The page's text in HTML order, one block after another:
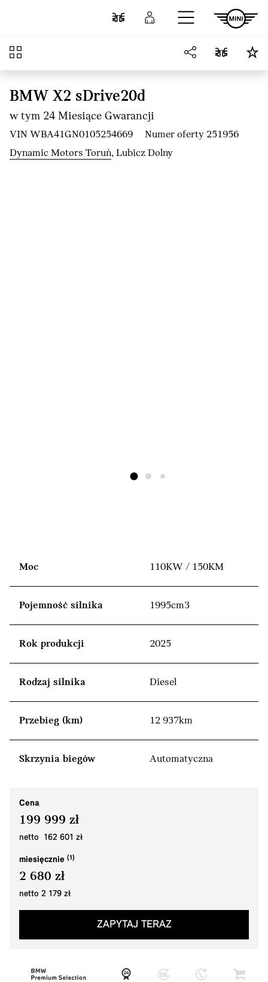
Przejdź do głównej treści
Porównaj Zaloguj się
Przegląd
BMW X2 sDrive20d
w tym 24 Miesiące Gwarancji
VIN WBA41GN0105254669
Numer oferty 251956
Dynamic Motors Toruń, Lubicz Dolny
Moc 110KW / 150KM
Pojemność silnika 1995cm3
Rok produkcji 2025
Rodzaj silnika Diesel
Przebieg (km) 12 937km
Skrzynia biegów Automatyczna
Cena
199 999 zł
netto 162 601 zł
miesięcznie
2 680 zł
netto 2 179 zł
ZAPYTAJ TERAZ